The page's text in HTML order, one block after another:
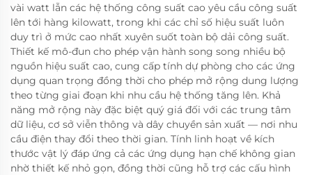
vài watt lẫn các hệ thống công suất cao yêu cầu công suất
lên tới hàng kilowatt, trong khi các chỉ số hiệu suất luôn
duy trì ở mức cao nhất xuyên suốt toàn bộ dải công suất.
Thiết kế mô-đun cho phép vận hành song song nhiều bộ
nguồn hiệu suất cao, cung cấp tính dự phòng cho các ứng
dụng quan trọng đồng thời cho phép mở rộng dung lượng
theo từng giai đoạn khi nhu cầu hệ thống tăng lên. Khả
năng mở rộng này đặc biệt quý giá đối với các trung tâm
dữ liệu, cơ sở viễn thông và dây chuyền sản xuất — nơi nhu
cầu điện thay đổi theo thời gian. Tính linh hoạt về kích
thước vật lý đáp ứng cả các ứng dụng hạn chế không gian
nhờ thiết kế nhỏ gọn, đồng thời cũng hỗ trợ các cấu hình